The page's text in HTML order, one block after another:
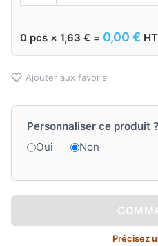
0 pcs × 1,63 € = 0,00 € HT
Ajouter aux favoris
Personnaliser ce produit ?
Oui
Non
Précisez